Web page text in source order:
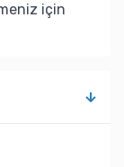
için